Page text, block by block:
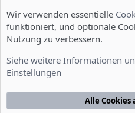
Nutzungsbedingungen
Startseite
Wir verwenden essentielle
funktioniert, und optionale
Nutzung zu verbessern.
Siehe weitere Informationen
Einstellungen
Alle Cookies